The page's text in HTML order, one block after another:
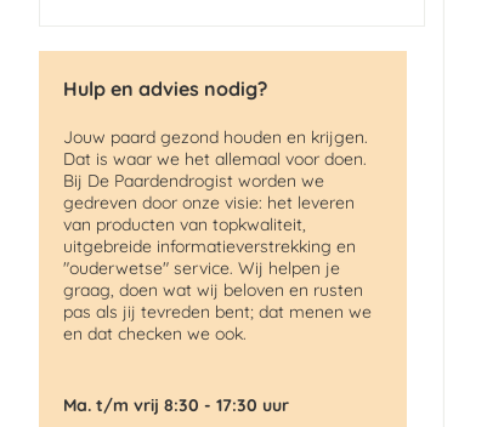
Hulp en advies nodig?
Jouw paard gezond houden en krijgen.
Dat is waar we het allemaal voor doen.
Bij De Paardendrogist worden we
gedreven door onze visie: het leveren
van producten van topkwaliteit,
uitgebreide informatieverstrekking en
"ouderwetse" service. Wij helpen je
graag, doen wat wij beloven en rusten
pas als jij tevreden bent; dat menen we
en dat checken we ook.
Ma. t/m vrij 8:30 - 17:30 uur